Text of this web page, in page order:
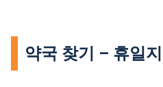
약국 찾기 – 휴일